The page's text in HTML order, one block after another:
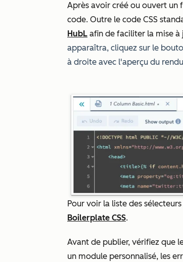
Après avoir créé ou ouvert un
code. Outre le code CSS
HubL afin de faciliter la mise à
apparaîtra, cliquez sur le
à droite avec l'aperçu du
Pour voir la liste des
Boilerplate CSS.
Avant de publier, vérifiez que
un module personnalisé, les